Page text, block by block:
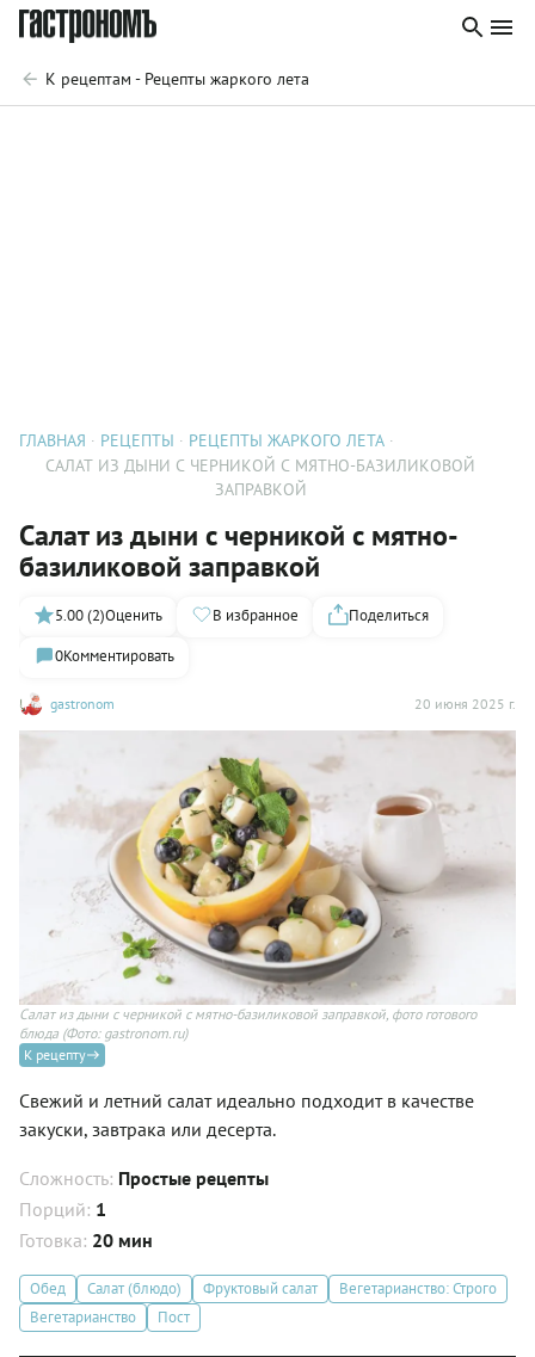
К рецептам - Рецепты жаркого лета
ГЛАВНАЯ РЕЦЕПТЫ
РЕЦЕПТЫ ЖАРКОГО ЛЕТА
САЛАТ ИЗ ДЫНИ С ЧЕРНИКОЙ С МЯТНО-БАЗИЛИКОВОЙ
ЗАПРАВКОЙ
Салат из дыни с черникой с мятно-
базиликовой заправкой
gastronom 20 июня 2025 г.
5.00 (2)Оценить В избранное
Поделиться
0Комментировать
Салат из дыни с черникой с мятно-базиликовой заправкой, фото готового
блюда (Фото: gastronom.ru)
К рецепту
Свежий и летний салат идеально подходит в качестве
закуски, завтрака или десерта.
Сложность: Простые рецепты
Порций: 1
Готовка: 20 мин
Обед Салат (блюдо) Фруктовый салат
Вегетарианство: Строго
Вегетарианство
Пост